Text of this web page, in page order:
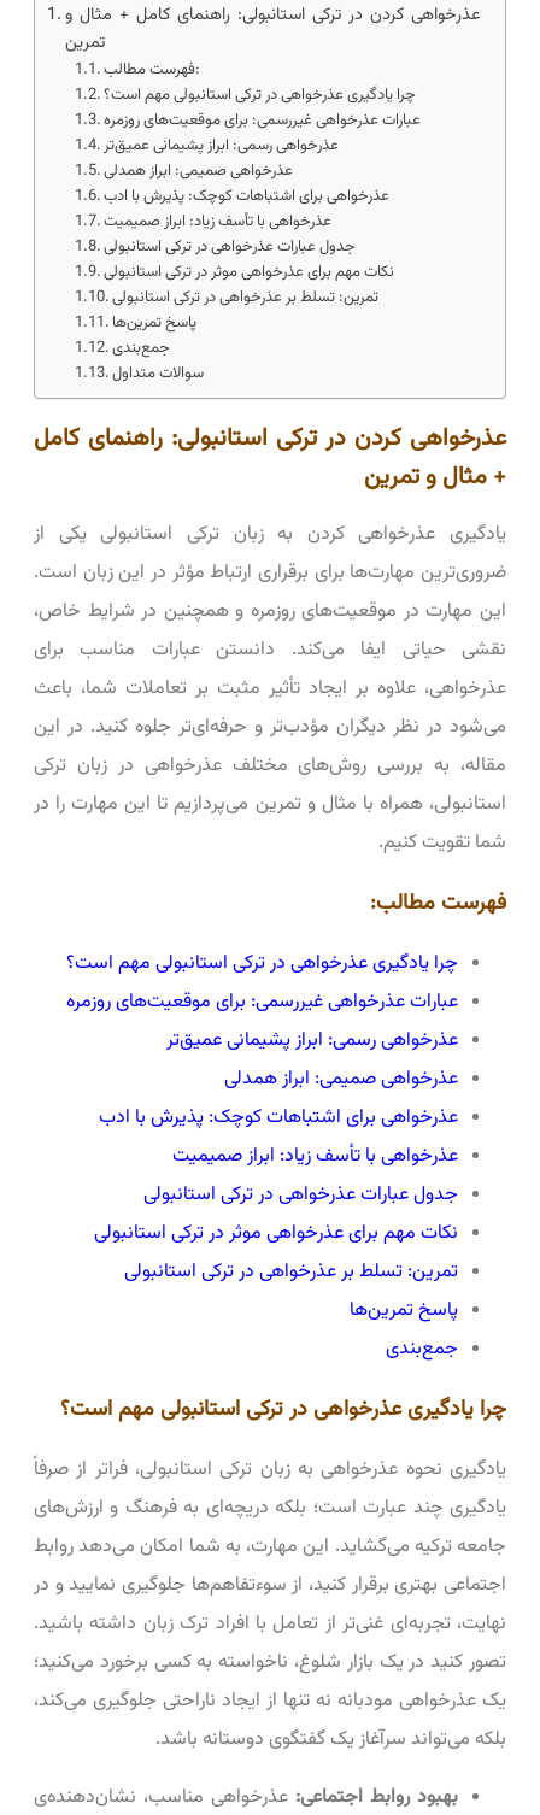
عذرخواهی کردن در ترکی استانبولی: راهنمای کامل + مثال و
تمرین
فهرست مطالب:
چرا یادگیری عذرخواهی در ترکی استانبولی مهم است؟
عبارات عذرخواهی غیررسمی: برای موقعیت‌های روزمره
عذرخواهی رسمی: ابراز پشیمانی عمیق‌تر
عذرخواهی صمیمی: ابراز همدلی
عذرخواهی برای اشتباهات کوچک: پذیرش با ادب
عذرخواهی با تأسف زیاد: ابراز صمیمیت
جدول عبارات عذرخواهی در ترکی استانبولی
نکات مهم برای عذرخواهی موثر در ترکی استانبولی
تمرین: تسلط بر عذرخواهی در ترکی استانبولی
پاسخ تمرین‌ها
جمع‌بندی
سوالات متداول
عذرخواهی کردن در ترکی استانبولی: راهنمای کامل
+ مثال و تمرین
یادگیری عذرخواهی کردن به زبان ترکی استانبولی یکی از
ضروری‌ترین مهارت‌ها برای برقراری ارتباط مؤثر در این زبان است.
این مهارت در موقعیت‌های روزمره و همچنین در شرایط خاص،
نقشی حیاتی ایفا می‌کند. دانستن عبارات مناسب برای
عذرخواهی، علاوه بر ایجاد تأثیر مثبت بر تعاملات شما، باعث
می‌شود در نظر دیگران مؤدب‌تر و حرفه‌ای‌تر جلوه کنید. در این
مقاله، به بررسی روش‌های مختلف عذرخواهی در زبان ترکی
استانبولی، همراه با مثال و تمرین می‌پردازیم تا این مهارت را در
شما تقویت کنیم.
فهرست مطالب:
چرا یادگیری عذرخواهی در ترکی استانبولی مهم است؟
عبارات عذرخواهی غیررسمی: برای موقعیت‌های روزمره
عذرخواهی رسمی: ابراز پشیمانی عمیق‌تر
عذرخواهی صمیمی: ابراز همدلی
عذرخواهی برای اشتباهات کوچک: پذیرش با ادب
عذرخواهی با تأسف زیاد: ابراز صمیمیت
جدول عبارات عذرخواهی در ترکی استانبولی
نکات مهم برای عذرخواهی موثر در ترکی استانبولی
تمرین: تسلط بر عذرخواهی در ترکی استانبولی
پاسخ تمرین‌ها
جمع‌بندی
چرا یادگیری عذرخواهی در ترکی استانبولی مهم است؟
یادگیری نحوه عذرخواهی به زبان ترکی استانبولی، فراتر از صرفاً
یادگیری چند عبارت است؛ بلکه دریچه‌ای به فرهنگ و ارزش‌های
جامعه ترکیه می‌گشاید. این مهارت، به شما امکان می‌دهد روابط
اجتماعی بهتری برقرار کنید، از سوءتفاهم‌ها جلوگیری نمایید و در
نهایت، تجربه‌ای غنی‌تر از تعامل با افراد ترک زبان داشته باشید.
تصور کنید در یک بازار شلوغ، ناخواسته به کسی برخورد می‌کنید؛
یک عذرخواهی مودبانه نه تنها از ایجاد ناراحتی جلوگیری می‌کند،
بلکه می‌تواند سرآغاز یک گفتگوی دوستانه باشد.
بهبود روابط اجتماعی: عذرخواهی مناسب، نشان‌دهنده‌ی